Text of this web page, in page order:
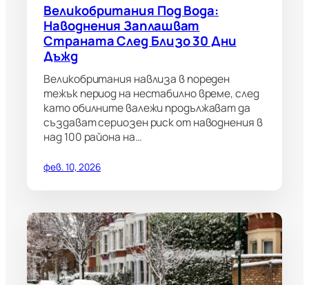
Великобритания Под Вода:
Наводнения Заплашват
Страната След Близо 30 Дни
Дъжд
Великобритания навлиза в пореден
тежък период на нестабилно време, след
като обилните валежи продължават да
създават сериозен риск от наводнения в
над 100 района на…
фев. 10, 2026